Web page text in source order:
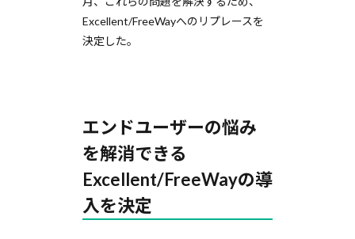
Excellent/FreeWayへのリプレースを
決定した。
エンドユーザーの悩み
を解消できる
Excellent/FreeWayの導
入を決定